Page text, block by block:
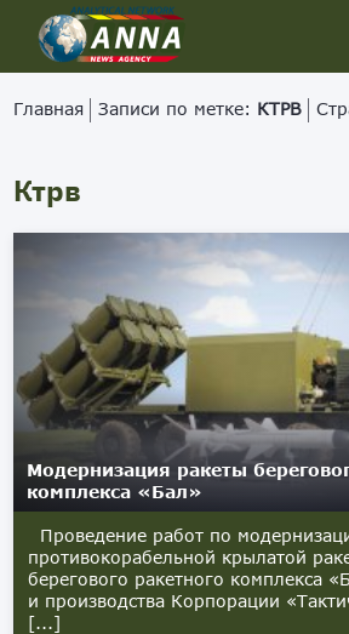
Главная Записи по метке: КТРВ
Ктрв
Модернизация ракеты
комплекса «Бал»
Проведение работ по
противокорабельной крылатой
берегового ракетного комплекса
и производства Корпорации
[...]